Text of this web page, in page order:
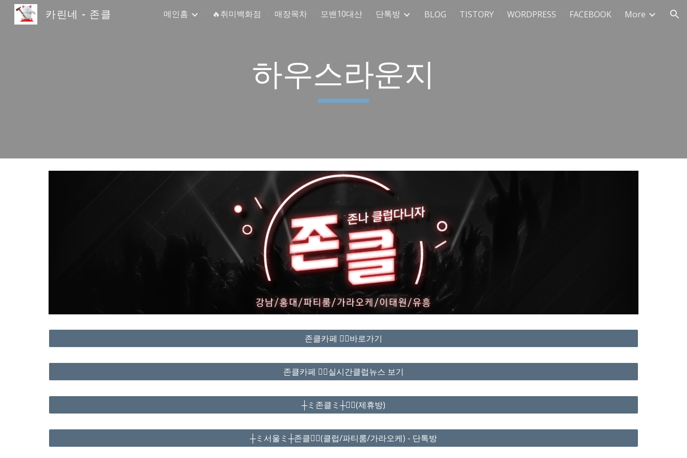
Skip to main content Skip to navigation
카린네 - 존클 메인홈 🔥취미백화점 매장목차 모밴10대산 단톡방 BLOG TISTORY WORDPRESS FACEBOOK More
하우스라운지
존클카페 ❤️‍🔥바로가기
존클카페 ❤️‍🔥실시간클럽뉴스 보기
┼ミ존클ミ┼❤️‍🔥(제휴방)
┼ミ서울ミ┼존클❤️‍🔥(클럽/파티룸/가라오케) - 단톡방